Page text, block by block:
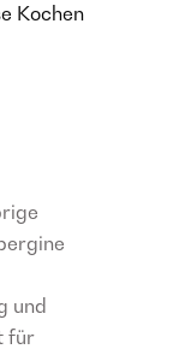
Kochen
und
für